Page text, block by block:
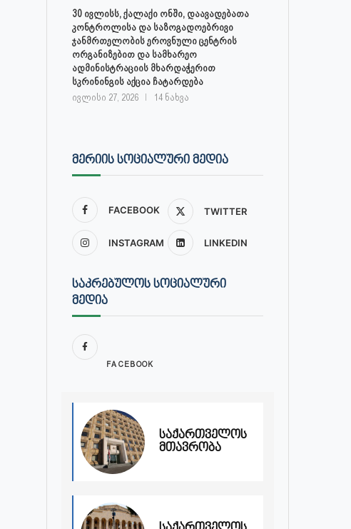
30 ივლისს, ქალაქი ონში, დაავადებათა
კონტროლისა და საზოგადოებრივი
ჯანმრთელობის ეროვნული ცენტრის
ორგანიზებით და სამხარეო
ადმინისტრაციის მხარდაჭერით
სკრინინგის აქცია ჩატარდება
ივლისი 27, 2026 14 ნახვა
ᲛᲔᲠᲘᲘᲡ ᲡᲝᲪᲘᲐᲚᲣᲠᲘ ᲛᲔᲓᲘᲐ
FACEBOOK TWITTER
INSTAGRAM LINKEDIN
ᲡᲐᲙᲠᲔᲑᲣᲚᲝᲡ ᲡᲝᲪᲘᲐᲚᲣᲠᲘ
ᲛᲔᲓᲘᲐ
FACEBOOK
საქართველოს
მთავრობა